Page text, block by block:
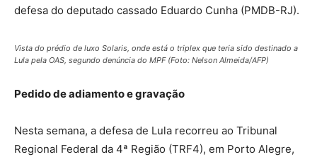
defesa do deputado cassado Eduardo Cunha (PMDB-RJ).
Vista do prédio de luxo Solaris, onde está o triplex que teria sido destinado a
Lula pela OAS, segundo denúncia do MPF (Foto: Nelson Almeida/AFP)
Pedido de adiamento e gravação
Nesta semana, a defesa de Lula recorreu ao Tribunal
Regional Federal da 4ª Região (TRF4), em Porto Alegre,